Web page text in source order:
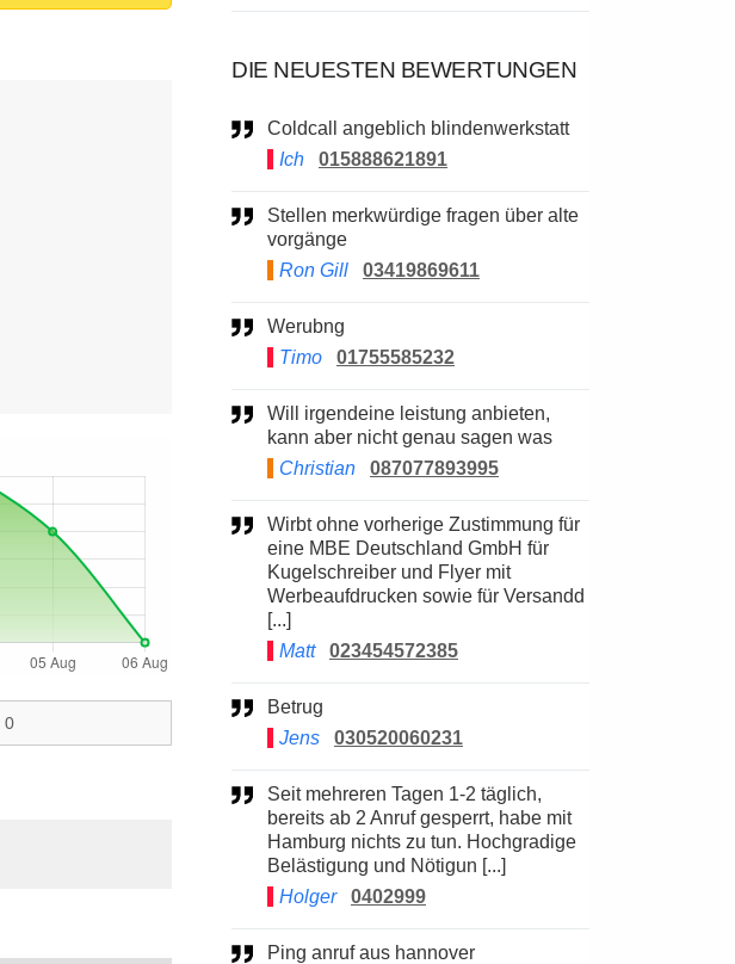
0
DIE NEUESTEN BEWERTUNGEN
Coldcall angeblich blindenwerkstatt
Ich
015888621891
Stellen merkwürdige fragen über alte
vorgänge
Ron Gill
03419869611
Werubng
Timo
01755585232
Will irgendeine leistung anbieten,
kann aber nicht genau sagen was
Christian
087077893995
Wirbt ohne vorherige Zustimmung für
eine MBE Deutschland GmbH für
Kugelschreiber und Flyer mit
Werbeaufdrucken sowie für Versandd
[...]
Matt
023454572385
Betrug
Jens
030520060231
Seit mehreren Tagen 1-2 täglich,
bereits ab 2 Anruf gesperrt, habe mit
Hamburg nichts zu tun. Hochgradige
Belästigung und Nötigun [...]
Holger
0402999
Ping anruf aus hannover